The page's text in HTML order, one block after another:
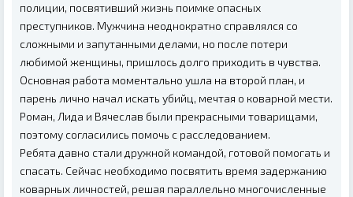
полиции, посвятивший жизнь поимке опасных
преступников. Мужчина неоднократно справлялся со
сложными и запутанными делами, но после потери
любимой женщины, пришлось долго приходить в чувства.
Основная работа моментально ушла на второй план, и
парень лично начал искать убийц, мечтая о коварной мести.
Роман, Лида и Вячеслав были прекрасными товарищами,
поэтому согласились помочь с расследованием.
Ребята давно стали дружной командой, готовой помогать и
спасать. Сейчас необходимо посвятить время задержанию
коварных личностей, решая параллельно многочисленные